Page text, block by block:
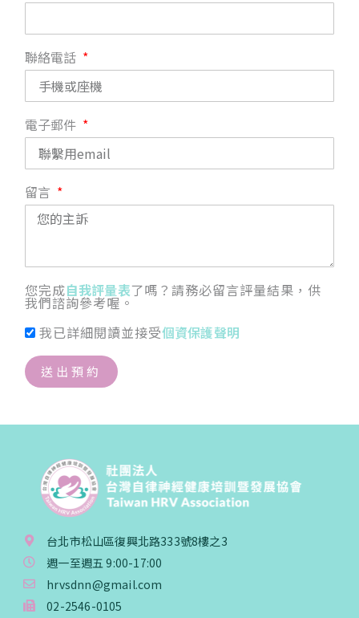
聯絡電話
電子郵件
留言
您完成自我評量表了嗎？請務必留言評量結果，供
我們諮詢參考喔。
我已詳細閱讀並接受個資保護聲明
送出預約
台北市松山區復興北路333號8樓之3
週一至週五 9:00-17:00
hrvsdnn@gmail.com
02-2546-0105